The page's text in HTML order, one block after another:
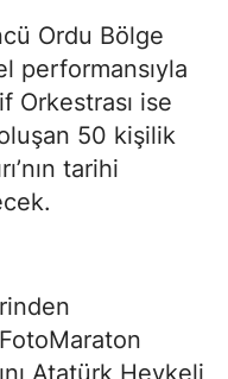
Ordu Bölge
performansıyla
Orkestrası ise
50 kişilik
tarihi